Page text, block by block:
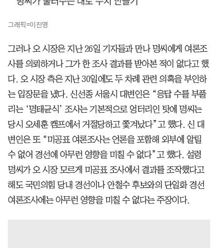
그래픽=이진영
그러나 오 시장은 지난 26일 기자들과 만나 명씨에게 여론조
사를 의뢰하거나 그가 한 조사 결과를 받아본 적이 없다고 했
다. 오 시장 측은 지난 30일에도 두 차례 관련 의혹을 부인하
는 입장문을 냈다. 신선종 서울시 대변인은 “응답 수를 부풀
리는 ‘명태균식’ 조사는 기본적으로 엉터리인 탓에 명씨는
당시 오세훈 캠프에서 거절당하고 쫓겨났다”고 했다. 신 대
변인은 또 “미공표 여론조사는 언론을 포함해 외부에 알릴
수 없어 경선에 아무런 영향을 미칠 수 없다”고 했다. 설령
명씨가 오 시장 모르게 미공표 조사에서 결과를 조작했다고
해도 국민의힘 당내 경선이나 안철수 후보와의 단일화 경선
여론조사에는 아무런 영향을 미칠 수 없다는 주장이다.